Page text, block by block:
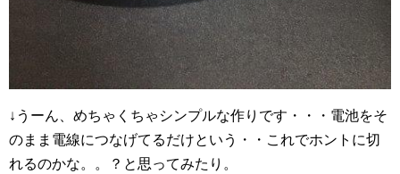
↓うーん、めちゃくちゃシンプルな作りです・・・電池をそ
のまま電線につなげてるだけという・・これでホントに切
れるのかな。。？と思ってみたり。